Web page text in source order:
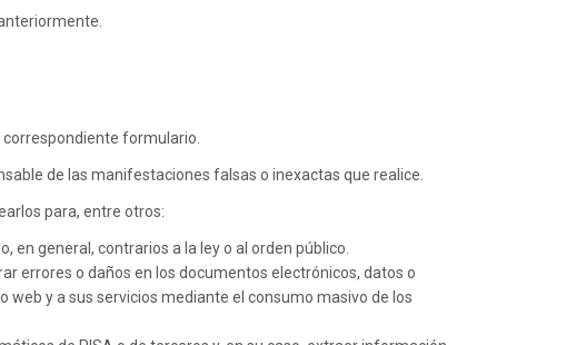
formulario.
de las manifestaciones falsas o inexactas que realice.
para, entre otros:
general, contrarios a la ley o al orden público.
errores o daños en los documentos electrónicos, datos o
y a sus servicios mediante el consumo masivo de los